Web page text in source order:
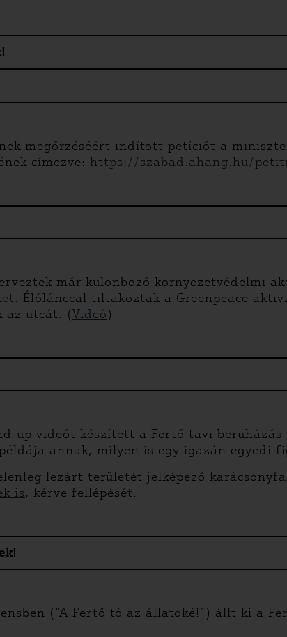
megőrzéséért indított petíciót a
címezve: https://szabad.ahang.hu/
már különböző környezetvédelmi
Élőlánccal tiltakoztak a Greenpeace
az utcát. (Videó)
up videót készített a Fertő tavi beruházás
annak, milyen is egy igazán egyedi
lezárt területét jelképező
is, kérve fellépését.
(“A Fertő tó az állatoké!”) állt ki a